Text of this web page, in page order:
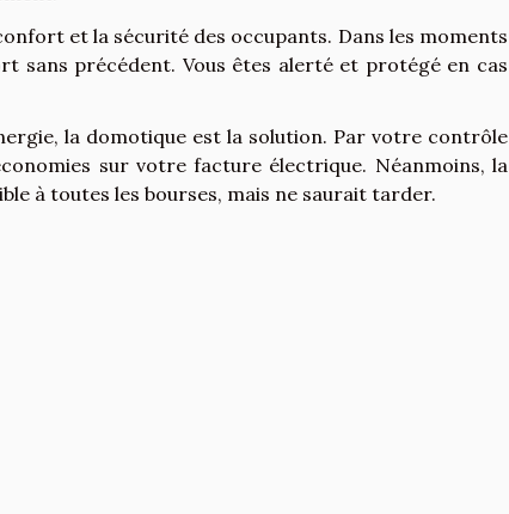
et la sécurité des occupants. Dans les moments
sans précédent. Vous êtes alerté et protégé en cas
la domotique est la solution. Par votre contrôle
sur votre facture électrique. Néanmoins, la
à toutes les bourses, mais ne saurait tarder.